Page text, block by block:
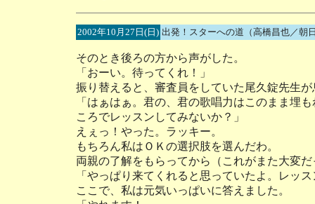
2002年10月27日(日) 出発！スターへの道（高橋昌也／朝
そのとき後ろの方から声がした。
「おーい。待ってくれ！」
振り替えると、審査員をしていた尾久錠先生
「はぁはぁ。君の、君の歌唱力はこのまま埋
ころでレッスンしてみないか？」
えぇっ！やった。ラッキー。
もちろん私はＯＫの選択肢を選んだわ。
両親の了解をもらってから（これがまた大変
「やっぱり来てくれると思っていたよ。レッ
ここで、私は元気いっぱいに答えました。